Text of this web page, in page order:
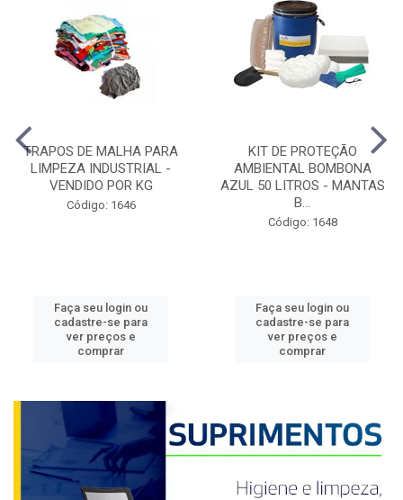
TRAPOS DE MALHA PARA
LIMPEZA INDUSTRIAL -
VENDIDO POR KG
Código: 1646
Faça seu login ou
cadastre-se para
ver preços e
comprar
KIT DE PROTEÇÃO
AMBIENTAL BOMBONA
AZUL 50 LITROS - MANTAS
B...
Código: 1648
Faça seu login ou
cadastre-se para
ver preços e
comprar